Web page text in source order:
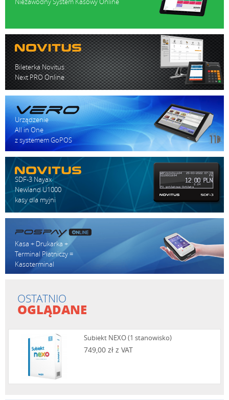
Bileterka Novitus
Next PRO Online
Urządzenie
All in One
z systemem GoPOS
SDF-3 Nayax
Newland U1000
kasy dla myjni
Kasa + Drukarka +
Terminal Płatniczy =
Kasoterminal
OSTATNIO
OGLĄDANE
Subiekt NEXO (1 stanowisko)
749,00 zł z VAT